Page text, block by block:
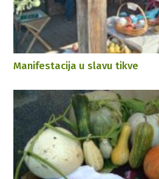
Manifestacija u slavu tikve